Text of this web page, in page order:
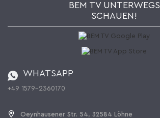
Affiliateprogramm
Zahlung und Versand
BEM TV UNTERWEGS
SCHAUEN!
WHATSAPP
+49 1579-2360170
Oeynhausener Str. 54, 32584 Löhne